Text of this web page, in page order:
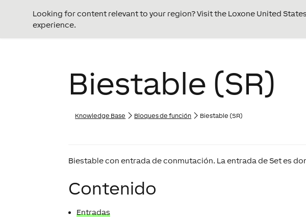
Looking for content relevant to your region? Visit the Loxone United
experience.
Biestable (SR)
Knowledge Base Bloques de función Biestable (SR)
Biestable con entrada de conmutación. La entrada de Set es
Contenido
Entradas